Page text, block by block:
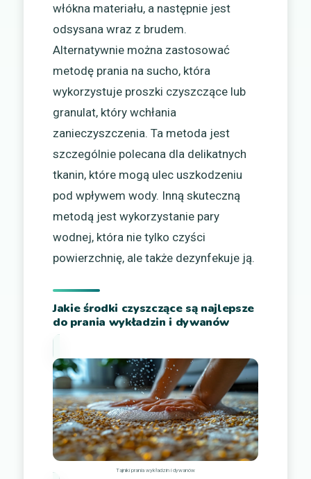
włókna materiału, a następnie jest
odsysana wraz z brudem.
Alternatywnie można zastosować
metodę prania na sucho, która
wykorzystuje proszki czyszczące lub
granulat, który wchłania
zanieczyszczenia. Ta metoda jest
szczególnie polecana dla delikatnych
tkanin, które mogą ulec uszkodzeniu
pod wpływem wody. Inną skuteczną
metodą jest wykorzystanie pary
wodnej, która nie tylko czyści
powierzchnię, ale także dezynfekuje ją.
Jakie środki czyszczące są najlepsze
do prania wykładzin i dywanów
Tajniki prania wykładzin i dywanów